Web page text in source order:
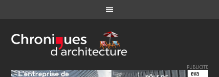
PUBLICITE